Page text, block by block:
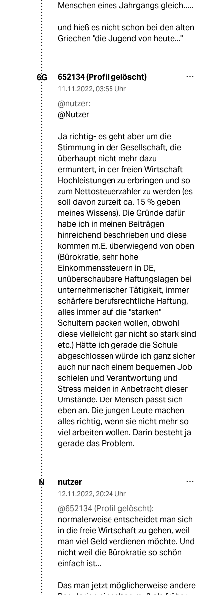
Menschen eines Jahrgangs gleich.....
und hieß es nicht schon bei den alten
Griechen "die Jugend von heute..."
6G 652134 (Profil gelöscht)
11.11.2022, 03:55 Uhr
@nutzer:
@Nutzer
Ja richtig- es geht aber um die
Stimmung in der Gesellschaft, die
überhaupt nicht mehr dazu
ermuntert, in der freien Wirtschaft
Hochleistungen zu erbringen und so
zum Nettosteuerzahler zu werden (es
soll davon zurzeit ca. 15 % geben
meines Wissens). Die Gründe dafür
habe ich in meinen Beiträgen
hinreichend beschrieben und diese
kommen m.E. überwiegend von oben
(Bürokratie, sehr hohe
Einkommenssteuern in DE,
unüberschaubare Haftungslagen bei
unternehmerischer Tätigkeit, immer
schärfere berufsrechtliche Haftung,
alles immer auf die "starken"
Schultern packen wollen, obwohl
diese vielleicht gar nicht so stark sind
etc.) Hätte ich gerade die Schule
abgeschlossen würde ich ganz sicher
auch nur nach einem bequemen Job
schielen und Verantwortung und
Stress meiden in Anbetracht dieser
Umstände. Der Mensch passt sich
eben an. Die jungen Leute machen
alles richtig, wenn sie nicht mehr so
viel arbeiten wollen. Darin besteht ja
gerade das Problem.
N nutzer
12.11.2022, 20:24 Uhr
@652134 (Profil gelöscht):
normalerweise entscheidet man sich
in die freie Wirtschaft zu gehen, weil
man viel Geld verdienen möchte. Und
nicht weil die Bürokratie so schön
einfach ist...
Das man jetzt möglicherweise andere